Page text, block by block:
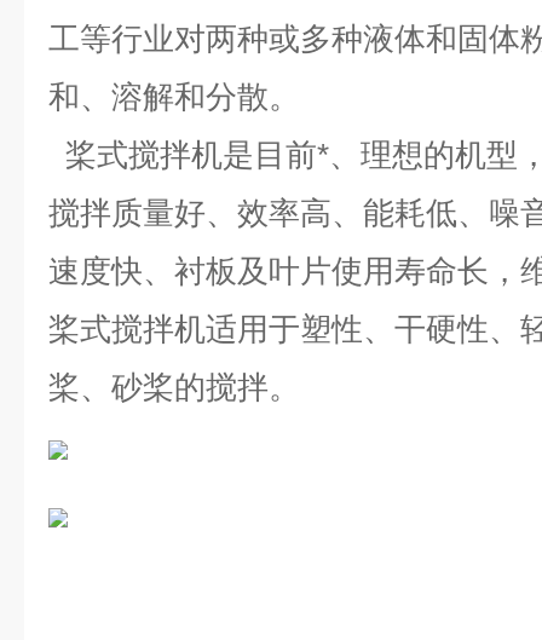
工等行业对两种或多种液体和固体
和、溶解和分散。
桨式搅拌机是目前*、理想的机型
搅拌质量好、效率高、能耗低、噪
速度快、衬板及叶片使用寿命长，
桨式搅拌机适用于塑性、干硬性、
桨、砂桨的搅拌。